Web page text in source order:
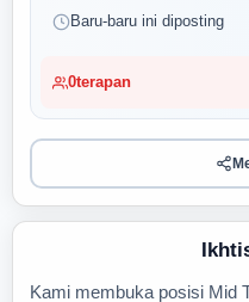
Baru-baru ini diposting
0terapan
Kami membuka posisi Mid